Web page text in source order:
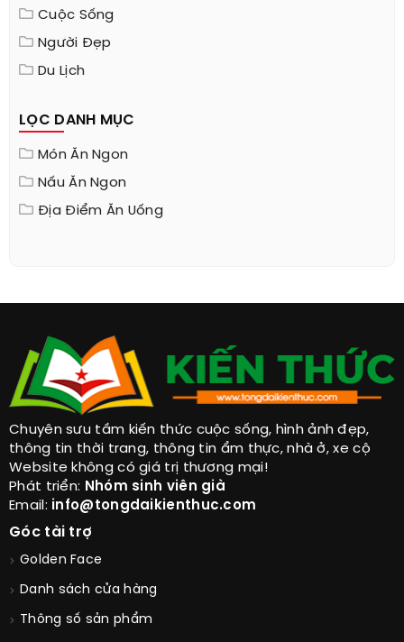
Cuộc Sống
Người Đẹp
Du Lịch
LỌC DANH MỤC
Món Ăn Ngon
Nấu Ăn Ngon
Địa Điểm Ăn Uống
Chuyên sưu tầm kiến thức cuộc sống, hình ảnh đẹp,
thông tin thời trang, thông tin ẩm thực, nhà ở, xe cộ
Website không có giá trị thương mại!
Phát triển: Nhóm sinh viên già
Email: info@tongdaikienthuc.com
Góc tài trợ
Golden Face
Danh sách cửa hàng
Thông số sản phẩm